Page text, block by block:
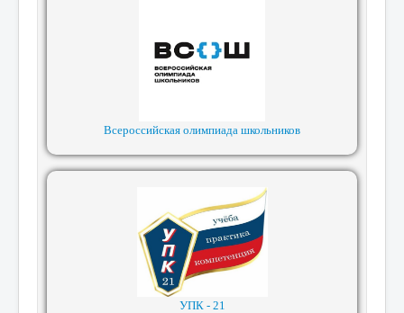
Всероссийская олимпиада школьников
УПК - 21